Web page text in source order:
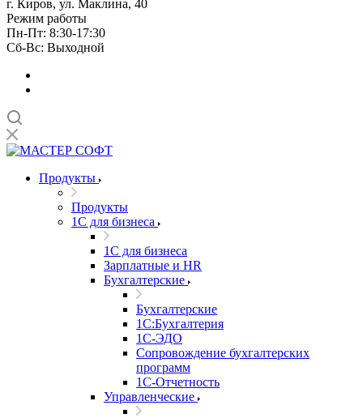
г. Киров, ул. Маклина, 40
Режим работы
Пн-Пт: 8:30-17:30
Cб-Вс: Выходной
Продукты
Продукты
1С для бизнеса
1С для бизнеса
Зарплатные и HR
Бухгалтерские
Бухгалтерские
1С:Бухгалтерия
1С-ЭДО
Сопровождение бухгалтерских
программ
1С-Отчетность
Управленческие